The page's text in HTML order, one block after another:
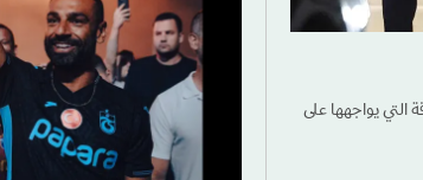
التي يواجهها على